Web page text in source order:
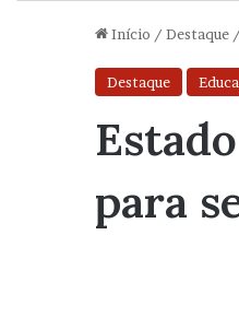
Início / Destaque /
Destaque
para